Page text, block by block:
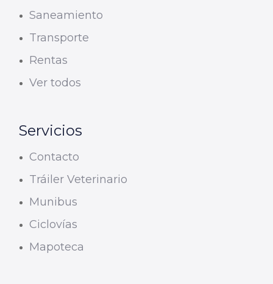
Saneamiento
Transporte
Rentas
Ver todos
Servicios
Contacto
Tráiler Veterinario
Munibus
Ciclovías
Mapoteca